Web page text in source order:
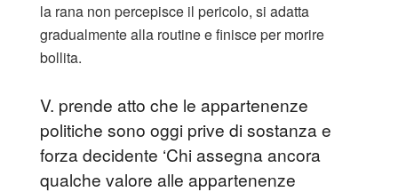
la rana non percepisce il pericolo, si adatta
gradualmente alla routine e finisce per morire
bollita.
V. prende atto che le appartenenze
politiche sono oggi prive di sostanza e
forza decidente ‘Chi assegna ancora
qualche valore alle appartenenze